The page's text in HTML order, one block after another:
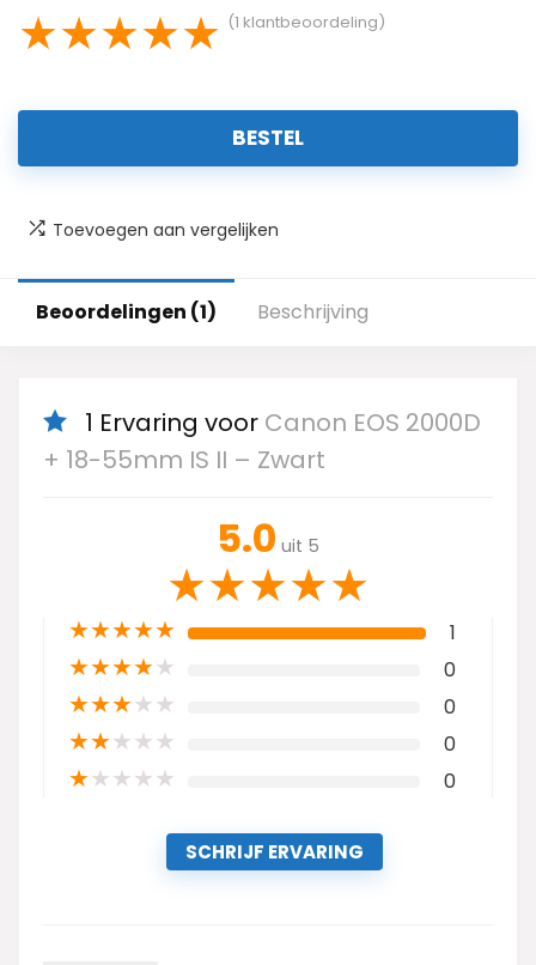
★★★★★ (1 klantbeoordeling)
BESTEL
Toevoegen aan vergelijken
Beoordelingen (1) Beschrijving
1 Ervaring voor Canon EOS 2000D
+ 18-55mm IS II – Zwart
5.0 uit 5
★★★★★
★★★★★ 1
★★★★★ 0
★★★★★ 0
★★★★★ 0
★★★★★ 0
SCHRIJF ERVARING